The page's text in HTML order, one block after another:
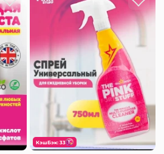
КэшБэк: 33